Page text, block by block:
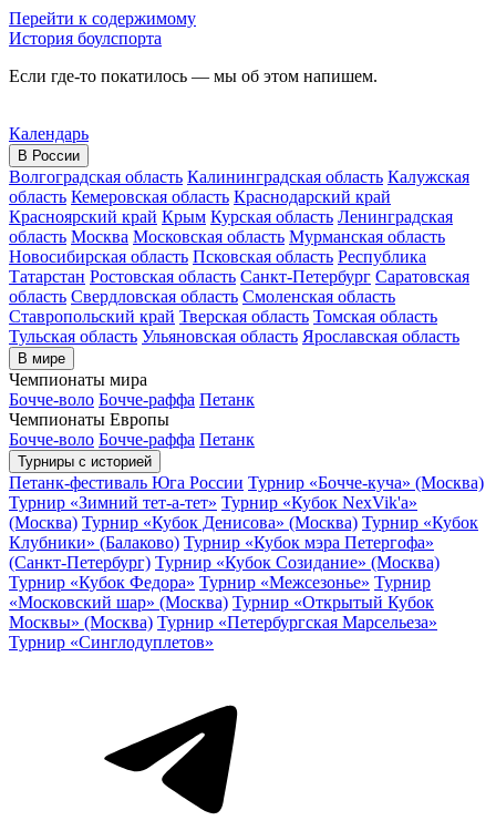
Перейти к содержимому
История боулспорта
Если где-то покатилось — мы об этом напишем.
Календарь
В России
Волгоградская область Калининградская область Калужская
область Кемеровская область Краснодарский край
Красноярский край Крым Курская область Ленинградская
область Москва Московская область Мурманская область
Новосибирская область Псковская область Республика
Татарстан Ростовская область Санкт-Петербург Саратовская
область Свердловская область Смоленская область
Ставропольский край Тверская область Томская область
Тульская область Ульяновская область Ярославская область
В мире
Чемпионаты мира
Бочче-воло Бочче-раффа Петанк
Чемпионаты Европы
Бочче-воло Бочче-раффа Петанк
Турниры с историей
Петанк-фестиваль Юга России Турнир «Бочче-куча» (Москва)
Турнир «Зимний тет-а-тет» Турнир «Кубок NexVik'a»
(Москва) Турнир «Кубок Денисова» (Москва) Турнир «Кубок
Клубники» (Балаково) Турнир «Кубок мэра Петергофа»
(Санкт-Петербург) Турнир «Кубок Созидание» (Москва)
Турнир «Кубок Федора» Турнир «Межсезонье» Турнир
«Московский шар» (Москва) Турнир «Открытый Кубок
Москвы» (Москва) Турнир «Петербургская Марсельеза»
Турнир «Синглодуплетов»